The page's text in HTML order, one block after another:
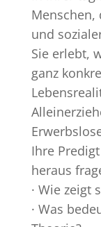
Menschen,
und
Sie erlebt,
ganz
Ihre
heraus
· Wie zeigt
· Was